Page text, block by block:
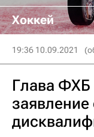
Хоккей
19:36 10.09.2021
Глава ФХБ
заявление